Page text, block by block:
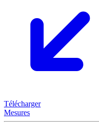
Télécharger
Mesures